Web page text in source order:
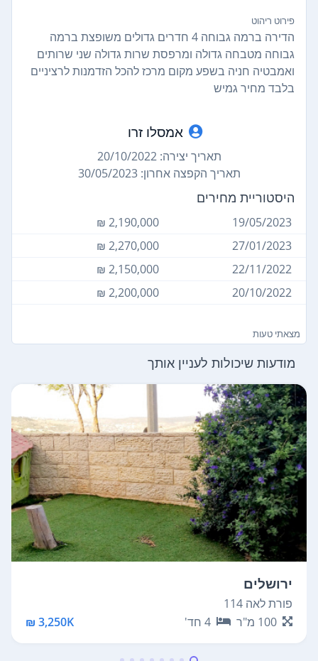
פירוט ריהוט
הדירה ברמה גבוחה 4 חדרים גדולים משופצת ברמה
גבוחה מטבחה גדולה ומרפסת שרות גדולה שני שרותים
ואמבטיה חניה בשפע מקום מרכז להכל הזדמנות לרציניים
בלבד מחיר גמיש
אמסלו זרו
תאריך יצירה: 20/10/2022
תאריך הקפצה אחרון: 30/05/2023
היסטוריית מחירים
19/05/2023
2,190,000 ₪
27/01/2023
2,270,000 ₪
22/11/2022
2,150,000 ₪
20/10/2022
2,200,000 ₪
מצאתי טעות
מודעות שיכולות לעניין אותך
ירושלים
פורת לאה 114
100 מ"ר 4 חד' 3,250K ₪